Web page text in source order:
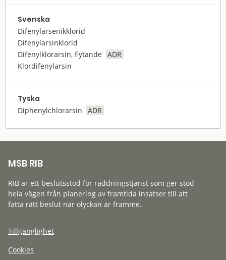
Svenska
Difenylarsenikklorid
Difenylarsinklorid
Difenylklorarsin, flytande
ADR
Klordifenylarsin
Tyska
Diphenylchlorarsin ADR
MSB RIB
RIB är ett beslutsstöd för räddningstjänst som ger stöd
hela vägen från planering av framtida insatser till att
fatta rätt beslut när olyckan är framme.
Tillgänglighet
Cookies